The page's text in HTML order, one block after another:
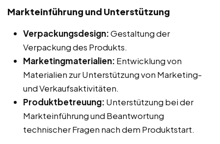
Markteinführung und Unterstützung
Verpackungsdesign:Gestaltung der
Verpackung des Produkts.
Marketingmaterialien: Entwicklung von
Materialien zur Unterstützung von Marketing-
und Verkaufsaktivitäten.
Produktbetreuung: Unterstützung bei der
Markteinführung und Beantwortung
technischer Fragen nach dem Produktstart.